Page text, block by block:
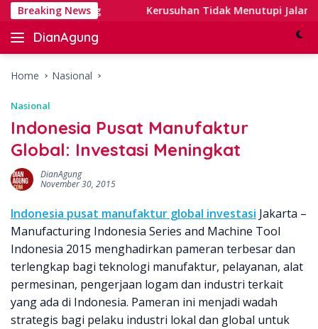
Skip
content
Breaking News
Banking Kerusuhan Tidak Menutupi Jalan: Tips
DianAgung
Blog
&
Insights
Home Nasional
Nasional
Indonesia Pusat Manufaktur
Global: Investasi Meningkat
DianAgung
November 30, 2015
Indonesia pusat manufaktur global investasi Jakarta –
Manufacturing Indonesia Series and Machine Tool
Indonesia 2015 menghadirkan pameran terbesar dan
terlengkap bagi teknologi manufaktur, pelayanan, alat
permesinan, pengerjaan logam dan industri terkait
yang ada di Indonesia. Pameran ini menjadi wadah
strategis bagi pelaku industri lokal dan global untuk